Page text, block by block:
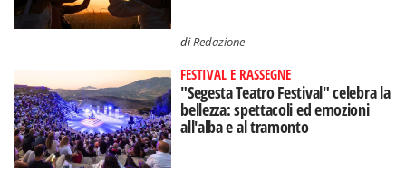
diRedazione
FESTIVAL E RASSEGNE
"Segesta Teatro Festival" celebra la
bellezza: spettacoli ed emozioni
all'alba e al tramonto